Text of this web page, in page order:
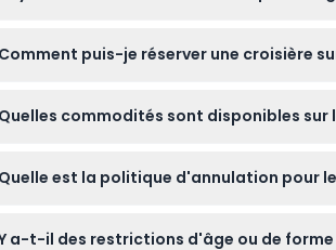
extérieurs spacieux comprenant un salon
Comment puis-je réserver une croisière
souhaitée et de vérifier la disponibilité lors
Quelles commodités sont disponibles sur
professionnel pour garantir un voyage
Quelle est la politique d'annulation pour
situations incontrôlables. Veuillez bien lire
a-t-il des restrictions d'âge ou de